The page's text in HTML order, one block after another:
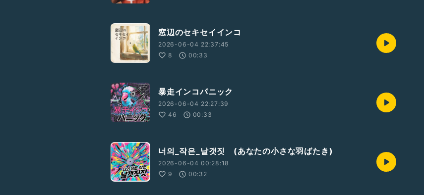
窓辺のセキセイインコ
2026-06-04 22:37:45
8
00:33
暴走インコパニック
2026-06-04 22:27:39
46
00:33
너의_작은_날갯짓 (あなたの小さな羽ばたき)
2026-06-04 00:28:18
9
00:32